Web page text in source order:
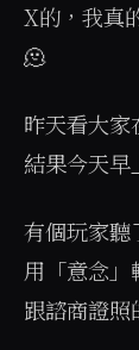
X的，我真
🫠
昨天看大家
結果今天早
有個玩家聽
用「意念
跟諮商證照